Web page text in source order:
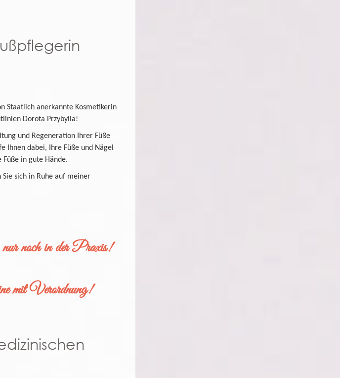
Staatlich anerkannte Kosmetikerin
Dorota Przybylla!
und Regeneration Ihrer Füße
Ihnen dabei, Ihre Füße und Nägel
in gute Hände.
Sie sich in Ruhe auf meiner
noch in der Praxis!
mit Verordnung!